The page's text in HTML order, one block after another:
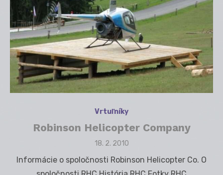
Vrtuľníky
Robinson Helicopter Company
Posted
18. 2. 2010
Informácie o spoločnosti Robinson Helicopter Co. O